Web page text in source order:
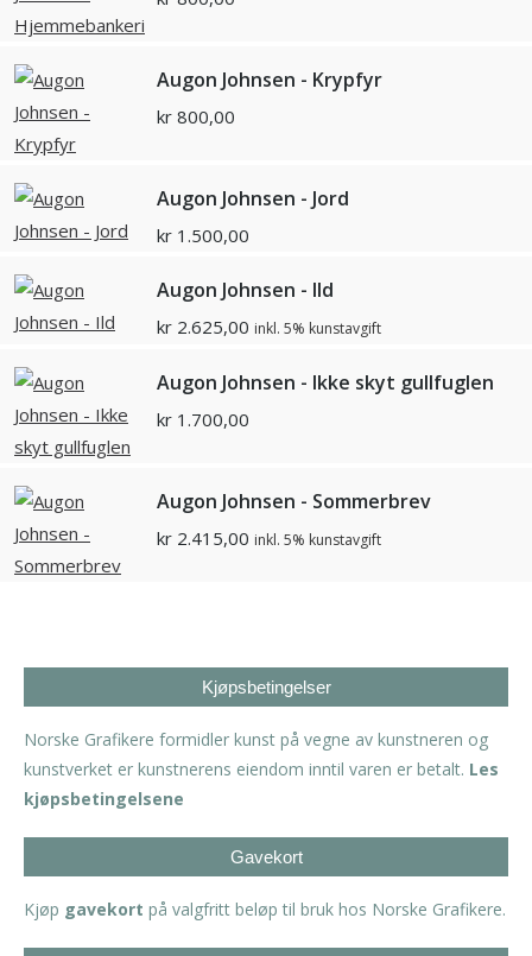
Augon Johnsen - Krypfyr
kr 800,00
Augon Johnsen - Jord
kr 1.500,00
Augon Johnsen - Ild
kr 2.625,00 inkl. 5% kunstavgift
Augon Johnsen - Ikke skyt gullfuglen
kr 1.700,00
Augon Johnsen - Sommerbrev
kr 2.415,00 inkl. 5% kunstavgift
Kjøpsbetingelser
Norske Grafikere formidler kunst på vegne av kunstneren og
kunstverket er kunstnerens eiendom inntil varen er betalt. Les
kjøpsbetingelsene
Gavekort
Kjøp gavekort på valgfritt beløp til bruk hos Norske Grafikere.